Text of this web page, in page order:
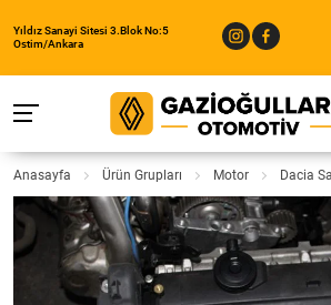
Yıldız Sanayi Sitesi 3.Blok No:5
Ostim/Ankara
Anasayfa Ürün Grupları Motor Dacia